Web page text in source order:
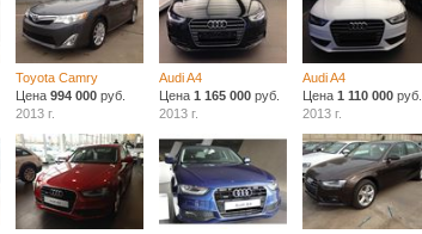
Toyota Camry
Цена994 000 руб.
2013 г.
Audi A4
Цена 1 165 000руб.
2013 г.
Audi A4
Цена 1 110 000руб.
2013 г.